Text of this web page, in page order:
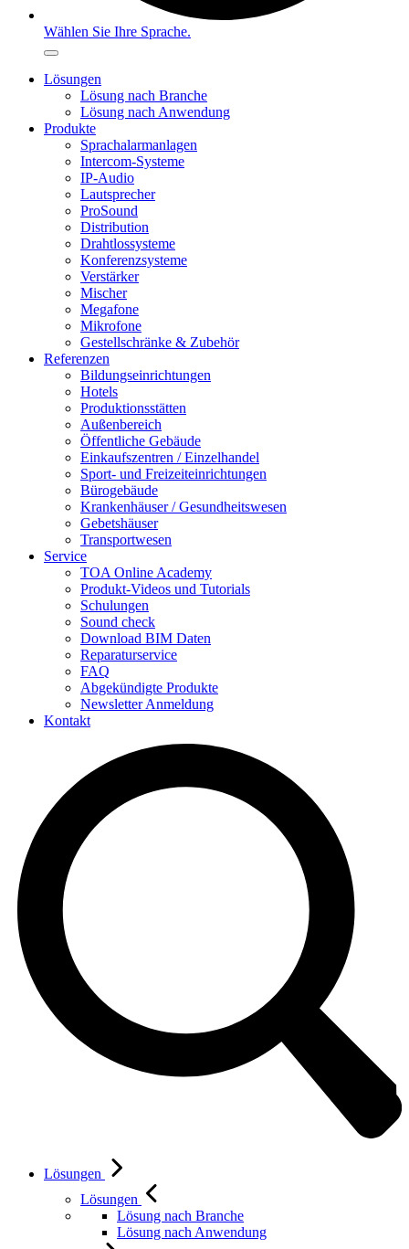
Wählen Sie Ihre Sprache.
Lösungen
Lösung nach Branche
Lösung nach Anwendung
Produkte
Sprachalarmanlagen
Intercom-Systeme
IP-Audio
Lautsprecher
ProSound
Distribution
Drahtlossysteme
Konferenzsysteme
Verstärker
Mischer
Megafone
Mikrofone
Gestellschränke & Zubehör
Referenzen
Bildungseinrichtungen
Hotels
Produktionsstätten
Außenbereich
Öffentliche Gebäude
Einkaufszentren / Einzelhandel
Sport- und Freizeiteinrichtungen
Bürogebäude
Krankenhäuser / Gesundheitswesen
Gebetshäuser
Transportwesen
Service
TOA Online Academy
Produkt-Videos und Tutorials
Schulungen
Sound check
Download BIM Daten
Reparaturservice
FAQ
Abgekündigte Produkte
Newsletter Anmeldung
Kontakt
Lösungen
Lösungen
Lösung nach Branche
Lösung nach Anwendung